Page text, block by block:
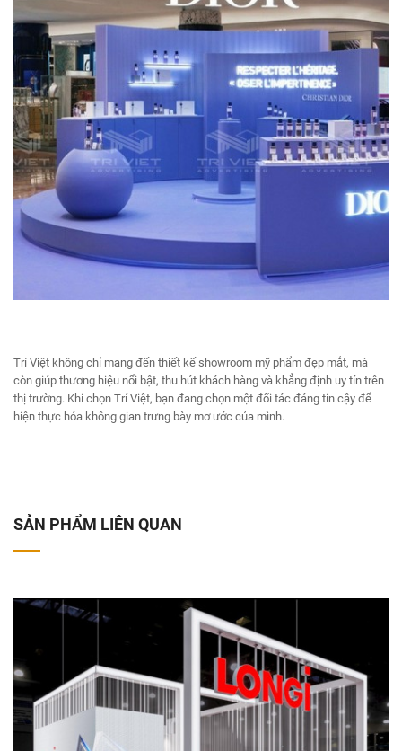
Trí Việt không chỉ mang đến thiết kế showroom mỹ phẩm đẹp mắt, mà
còn giúp thương hiệu nổi bật, thu hút khách hàng và khẳng định uy tín trên
thị trường. Khi chọn Trí Việt, bạn đang chọn một đối tác đáng tin cậy để
hiện thực hóa không gian trưng bày mơ ước của mình.
SẢN PHẨM LIÊN QUAN